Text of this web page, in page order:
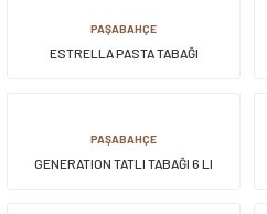
PAŞABAHÇE
ESTRELLA PASTA TABAĞI
PAŞABAHÇE
GENERATION TATLI TABAĞI 6 LI